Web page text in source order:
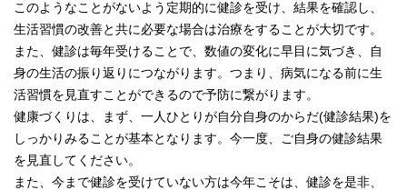
このようなことがないよう定期的に健診を受け、結果を確認し、
生活習慣の改善と共に必要な場合は治療をすることが大切です。
また、健診は毎年受けることで、数値の変化に早目に気づき、自
身の生活の振り返りにつながります。つまり、病気になる前に生
活習慣を見直すことができるので予防に繋がります。
健康づくりは、まず、一人ひとりが自分自身のからだ(健診結果)を
しっかりみることが基本となります。今一度、ご自身の健診結果
を見直してください。
また、今まで健診を受けていない方は今年こそは、健診を是非、